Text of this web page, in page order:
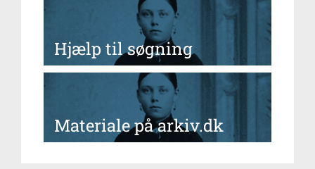
Hjælp til søgning
Materiale på arkiv.dk